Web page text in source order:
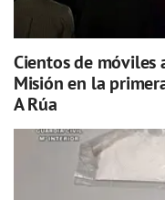
Cientos de móviles
Misión en la
A Rúa